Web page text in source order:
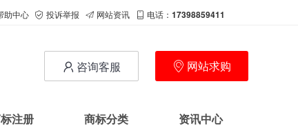
助中心 投诉举报 网站资讯 电话： 17398859411
咨询客服 网站求购
注册 商标分类 资讯中心